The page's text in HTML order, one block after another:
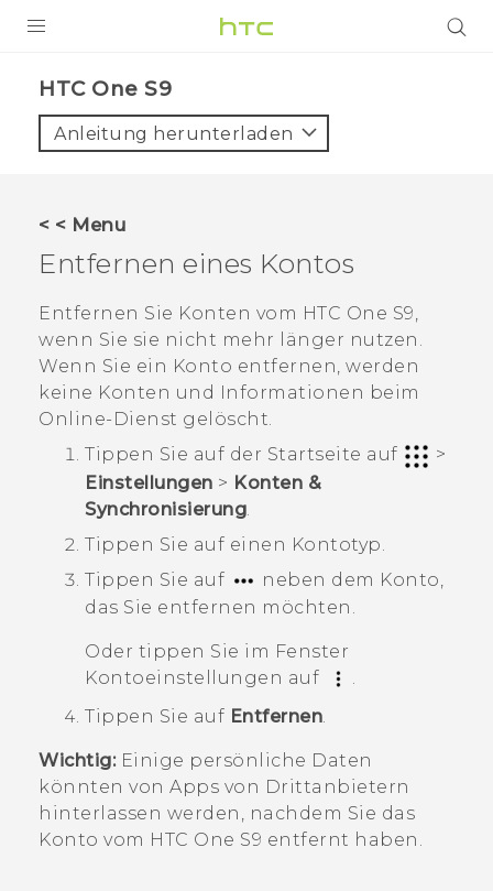
VIVE
UNTERSTÜTZUNG
HTC-Geräte und Zubehör
Anmelden
HTC One S9‎
Anleitung herunterladen
< < Menu
Entfernen eines Kontos
Entfernen Sie Konten vom HTC One S9‍,
wenn Sie sie nicht mehr länger nutzen.
Wenn Sie ein Konto entfernen, werden
keine Konten und Informationen beim
Online-Dienst gelöscht.
Tippen Sie auf der Startseite auf
>
Einstellungen > Konten &
Synchronisierung
Tippen Sie auf einen Kontotyp.
Tippen Sie auf
neben dem Konto,
das Sie entfernen möchten.
Oder tippen Sie im Fenster
Kontoeinstellungen auf
.
Tippen Sie auf Entfernen.
Wichtig:Einige persönliche Daten
könnten von Apps von Drittanbietern
hinterlassen werden, nachdem Sie das
Konto vom HTC One S9‍ entfernt haben.